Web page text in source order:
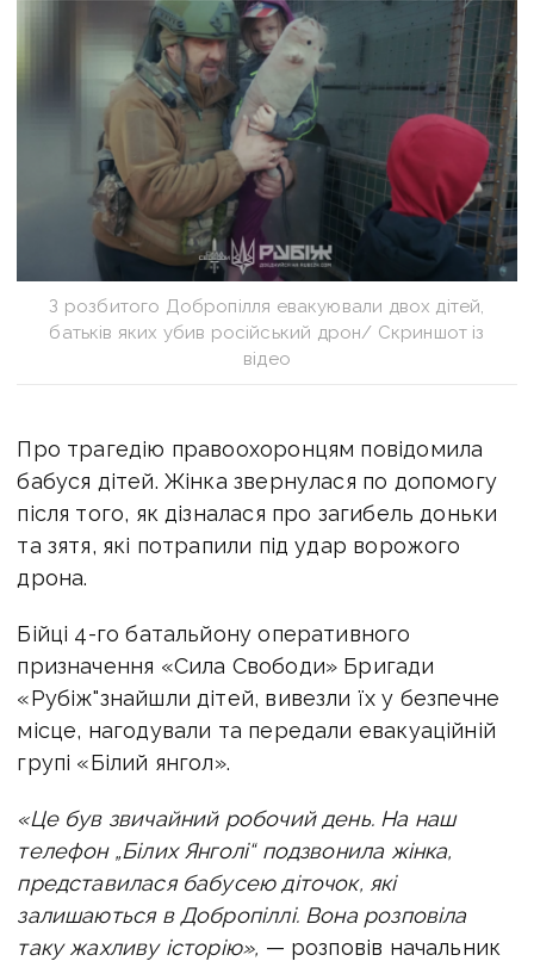
З розбитого Добропілля евакуювали двох дітей,
батьків яких убив російський дрон/ Скриншот із
відео
Про трагедію правоохоронцям повідомила
бабуся дітей. Жінка звернулася по допомогу
після того, як дізналася про загибель доньки
та зятя, які потрапили під удар ворожого
дрона.
Бійці 4-го батальйону оперативного
призначення «Сила Свободи» Бригади
«Рубіж"знайшли дітей, вивезли їх у безпечне
місце, нагодували та передали евакуаційній
групі «Білий янгол».
«Це був звичайний робочий день. На наш
телефон „Білих Янголі“ подзвонила жінка,
представилася бабусею діточок, які
залишаються в Добропіллі. Вона розповіла
таку жахливу історію», — розповів начальник